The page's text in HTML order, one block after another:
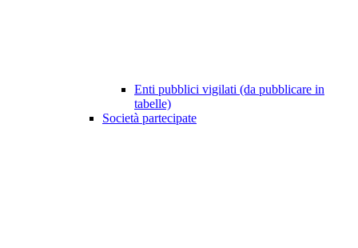
Enti pubblici vigilati (da pubblicare in
tabelle)
Società partecipate